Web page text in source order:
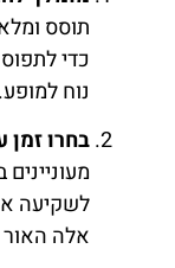
תוסס
כדי
נוח למופע.
בחרו
לשקיעה
אלה